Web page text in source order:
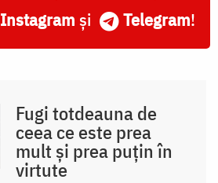
Instagram și Telegram!
Fugi totdeauna de
ceea ce este prea
mult și prea puțin în
virtute